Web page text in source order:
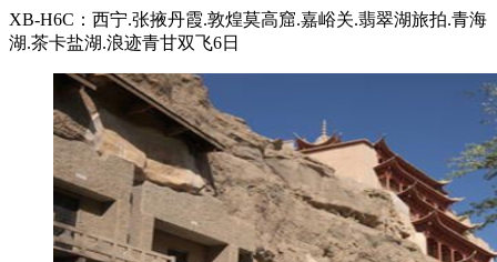
XB-H6C：西宁.张掖丹霞.敦煌莫高窟.嘉峪关.翡翠湖旅拍.青海
湖.茶卡盐湖.浪迹青甘双飞6日